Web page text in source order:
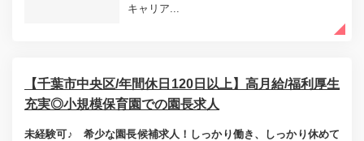
キャリア...
【千葉市中央区/年間休日120日以上】高月給/福利厚生
充実◎小規模保育園での園長求人
未経験可♪ 希少な園長候補求人！しっかり働き、しっかり休めて